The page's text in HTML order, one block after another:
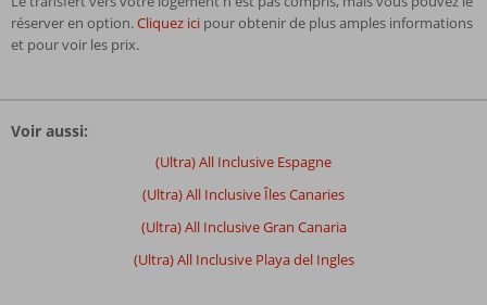
réserver en option.Cliquez ici pour obtenir de plus amples informations
et pour voir les prix.
sont
Voir aussi:
(Ultra) All Inclusive Espagne
(Ultra) All Inclusive Îles Canaries
(Ultra) All Inclusive Gran Canaria
(Ultra) All Inclusive Playa del Ingles